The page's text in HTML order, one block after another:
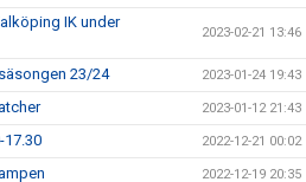
IK under
2023-02-21 13:46
23/24 2023-01-24 19:43
2023-01-12 21:43
17.30 2022-12-21 00:02
2022-12-19 20:35